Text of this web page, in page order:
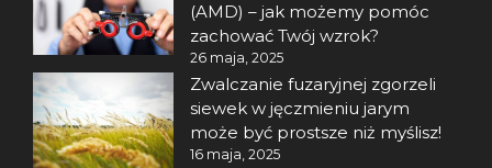
(AMD) – jak możemy pomóc
zachować Twój wzrok?
26 maja, 2025
Zwalczanie fuzaryjnej zgorzeli
siewek w jęczmieniu jarym
może być prostsze niż myślisz!
16 maja, 2025